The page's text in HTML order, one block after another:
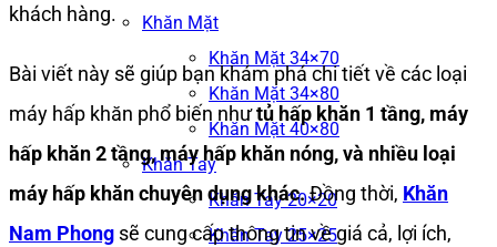
Khăn Mặt
Khăn Mặt 34×70
Khăn Mặt 34×80
Khăn Mặt 40×80
Khăn Tay
Khăn Tay 20×20
Khăn Tay 25×25
khách hàng.
Bài viết này sẽ giúp bạn khám phá chi tiết về các loại
máy hấp khăn phổ biến nhưtủ hấp khăn 1 tầng, máy
hấp khăn 2 tầng, máy hấp khăn nóng, và nhiều loại
máy hấp khăn chuyên dụng khác.Đồng thời, Khăn
Nam Phong sẽ cung cấp thông tin về giá cả, lợi ích,